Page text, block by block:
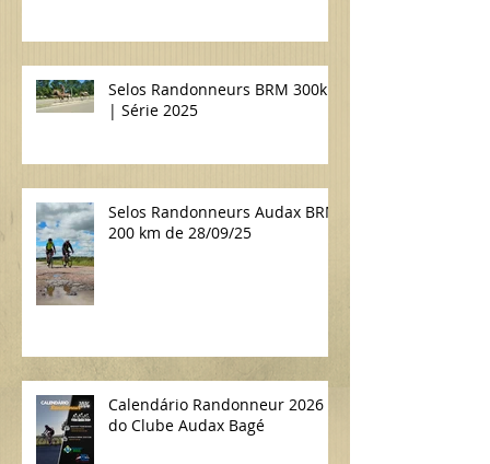
Selos Randonneurs BRM 300km
| Série 2025
Selos Randonneurs Audax BRM
200 km de 28/09/25
Calendário Randonneur 2026
do Clube Audax Bagé